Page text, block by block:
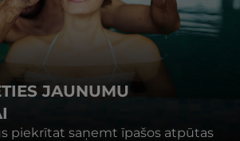
JAUNUMU
piekrītat saņemt īpašos atpūtas